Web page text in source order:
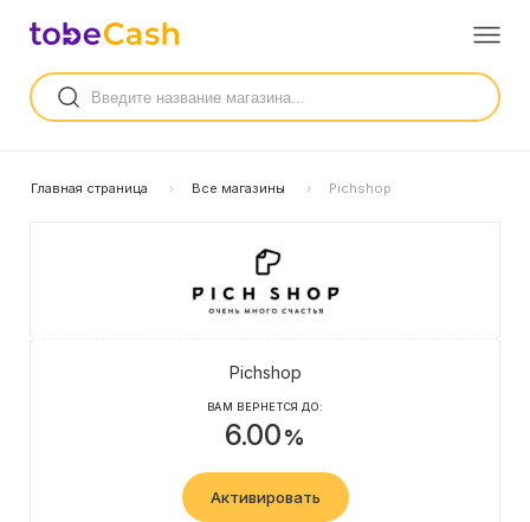
Главная страница Все магазины Pichshop
Pichshop
ВАМ ВЕРНЕТСЯ ДО:
6.00%
Активировать